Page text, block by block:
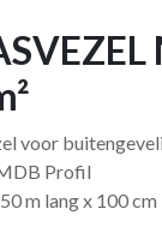
voor
Profil
m lang x 100